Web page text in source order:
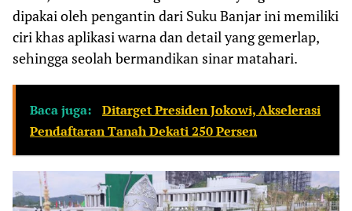
dipakai oleh pengantin dari Suku Banjar ini memiliki
ciri khas aplikasi warna dan detail yang gemerlap,
sehingga seolah bermandikan sinar matahari.
Baca juga:
Ditarget Presiden Jokowi, Akselerasi
Pendaftaran Tanah Dekati 250 Persen